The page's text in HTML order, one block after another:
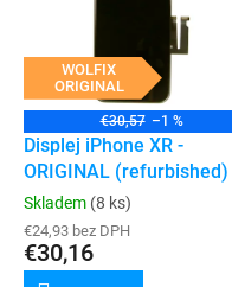
WOLFIX
ORIGINAL
€30,57 –1 %
Displej iPhone XR -
ORIGINAL (refurbished)
Skladem (8 ks)
€24,93 bez DPH
€30,16